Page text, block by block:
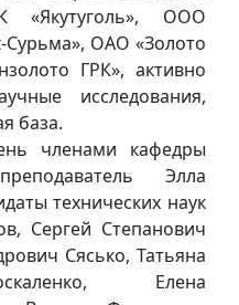
«Якутуголь», ООО
ОАО «Золото
ГРК», активно
исследования,
база.
членами кафедры
Элла
технических наук
Сергей Степанович
Сясько, Татьяна
Елена